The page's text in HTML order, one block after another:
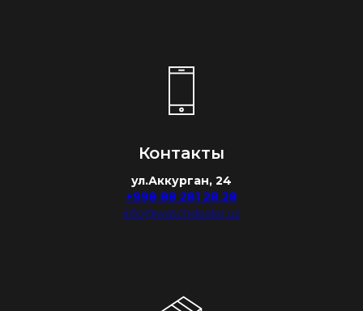
Контакты
ул.Аккурган, 24
+998 88 281 28 28
info@watchdealer.uz